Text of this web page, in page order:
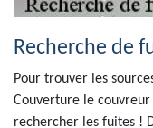
Recherche de
Pour trouver les
Couverture le
rechercher les fuites !